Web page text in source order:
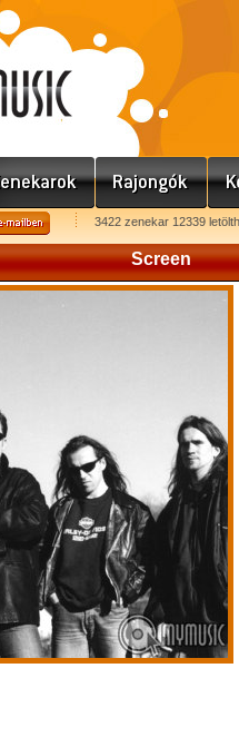
3422 zenekar 12339
Screen